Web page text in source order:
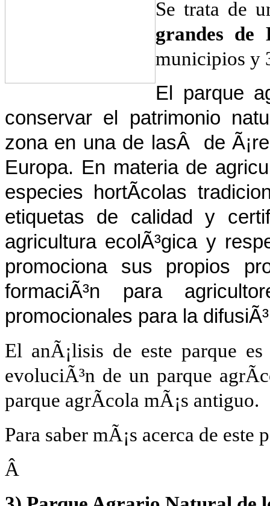
Se trata de
grandes de
municipios y
El parque
conservar el patrimonio
zona en una de lasÂ de
Europa. En materia de
especies hortÃ­colas
etiquetas de calidad y
agricultura ecolÃ³gica y
promociona sus propios
formaciÃ³n para
promocionales para la
El anÃ¡lisis de este parque
evoluciÃ³n de un parque
parque agrÃ­cola mÃ¡s antiguo.
Para saber mÃ¡s acerca de este
Â